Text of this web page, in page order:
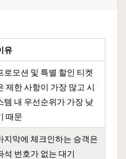
유
로모션 및 특별 할인 티켓
제한 사항이 가장 많고 시
템 내 우선순위가 가장 낮
때문
지막에 체크인하는 승객은
석 번호가 없는 대기